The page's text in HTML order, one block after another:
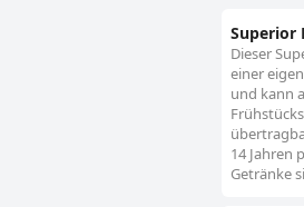
Superior
Dieser
einer
und kann
14 Jahren
Getränke